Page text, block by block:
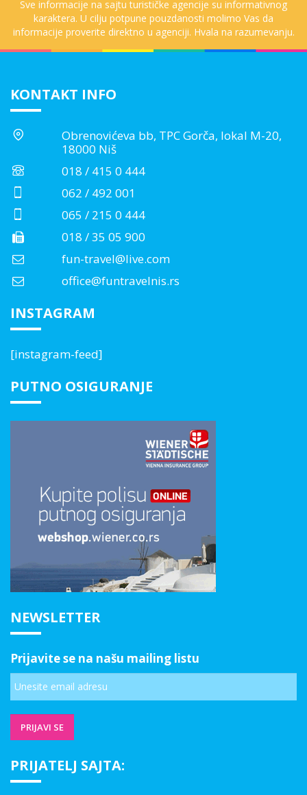
Sve informacije na sajtu turističke agencije su informativnog
karaktera. U cilju potpune pouzdanosti molimo Vas da
informacije proverite direktno u agenciji. Hvala na razumevanju.
KONTAKT INFO
Obrenovićeva bb, TPC Gorča, lokal M-20,
18000 Niš
018 / 415 0 444
062 / 492 001
065 / 215 0 444
018 / 35 05 900
fun-travel@live.com
office@funtravelnis.rs
INSTAGRAM
[instagram-feed]
PUTNO OSIGURANJE
NEWSLETTER
Prijavite se na našu mailing listu
PRIJATELJ SAJTA: